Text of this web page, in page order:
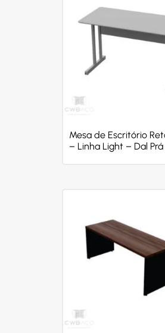
Mesa de Escritório
– Linha Light – Dal Prá